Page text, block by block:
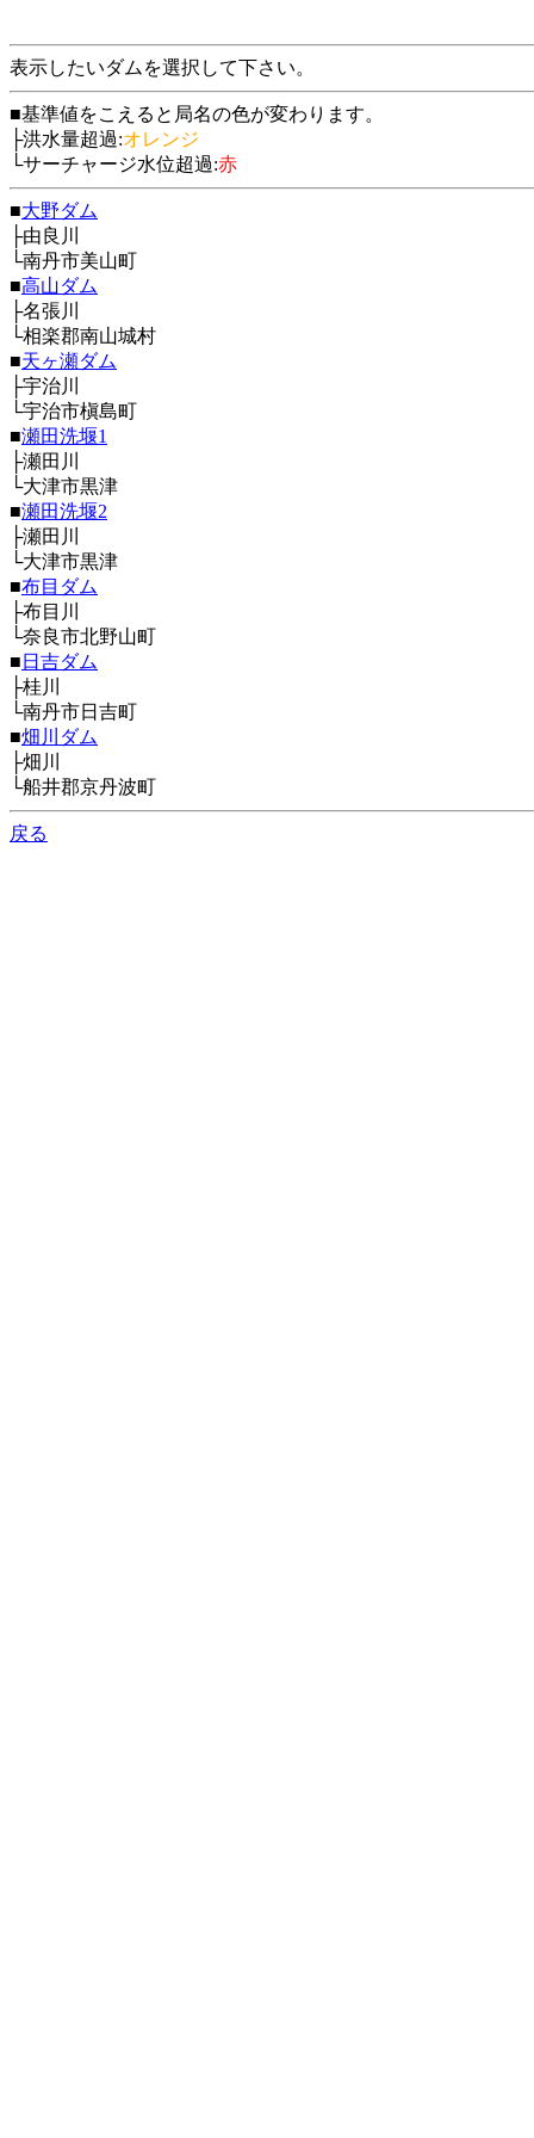
表示したいダムを選択して下さい。
■基準値をこえると局名の色が変わります。
├洪水量超過:オレンジ
└サーチャージ水位超過:赤
■大野ダム
├由良川
└南丹市美山町
■高山ダム
├名張川
└相楽郡南山城村
■天ヶ瀬ダム
├宇治川
└宇治市槇島町
■瀬田洗堰1
├瀬田川
└大津市黒津
■瀬田洗堰2
├瀬田川
└大津市黒津
■布目ダム
├布目川
└奈良市北野山町
■ 日吉ダム
├桂川
└南丹市日吉町
■畑川ダム
├畑川
└船井郡京丹波町
戻る